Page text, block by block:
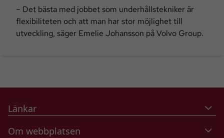
– Det bästa med jobbet som underhållstekniker är
flexibiliteten och att man har stor möjlighet till
utveckling, säger Emelie Johansson på Volvo Group.
Länkar
Om webbplatsen